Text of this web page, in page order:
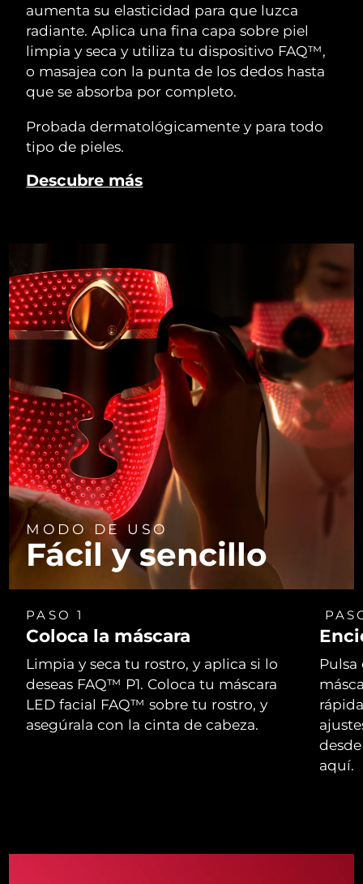
aumenta su elasticidad para que luzca
radiante. Aplica una fina capa sobre piel
limpia y seca y utiliza tu dispositivo FAQ™,
o masajea con la punta de los dedos hasta
que se absorba por completo.
Probada dermatológicamente y para todo
tipo de pieles.
Descubre más
MODO DE USO
Fácil y sencillo
PASO 1
Coloca la máscara
Limpia y seca tu rostro, y aplica si lo
deseas FAQ™ P1. Coloca tu máscara
LED facial FAQ™ sobre tu rostro, y
asegúrala con la cinta de cabeza.
aquí.